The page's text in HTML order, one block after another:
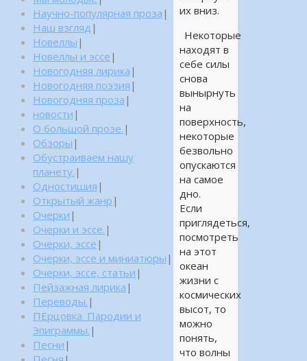
их вниз.
Некоторые
находят в
себе силы
снова
вынырнуть
на
поверхность,
некоторые
безвольно
опускаются
на самое
дно.
Если
приглядеться,
посмотреть
на этот
океан
жизни с
космических
высот, то
можно
понять,
что волны
Научно-популярная проза |
Наш взгляд |
Новеллы |
Новеллы и эссе |
Новогодняя лирика |
Новогодняя поэзия |
Новогодняя проза |
новости |
О большой прозе. |
Обзоры |
Обустраиваем нашу
планету. |
Одностишия |
Открытый жанр |
Очерки |
Очерки и эссе. |
Очерки, эссе |
Очерки, эссе и миниатюры |
Очерки, эссе, статьи |
Пейзажная лирика |
Переводы. |
ПЕрцовка. Пародии и
Эпиграммы. |
Песни |